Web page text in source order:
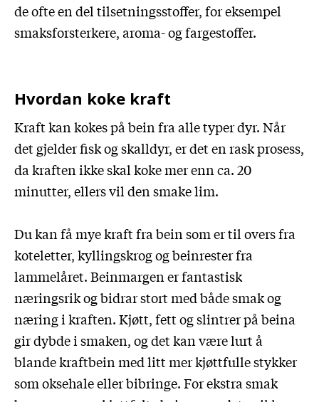
de ofte en del tilsetningsstoffer, for eksempel
smaksforsterkere, aroma- og fargestoffer.
Hvordan koke kraft
Kraft kan kokes på bein fra alle typer dyr. Når
det gjelder fisk og skalldyr, er det en rask prosess,
da kraften ikke skal koke mer enn ca. 20
minutter, ellers vil den smake lim.
Du kan få mye kraft fra bein som er til overs fra
koteletter, kyllingskrog og beinrester fra
lammelåret. Beinmargen er fantastisk
næringsrik og bidrar stort med både smak og
næring i kraften. Kjøtt, fett og slintrer på beina
gir dybde i smaken, og det kan være lurt å
blande kraftbein med litt mer kjøttfulle stykker
som oksehale eller bibringe. For ekstra smak